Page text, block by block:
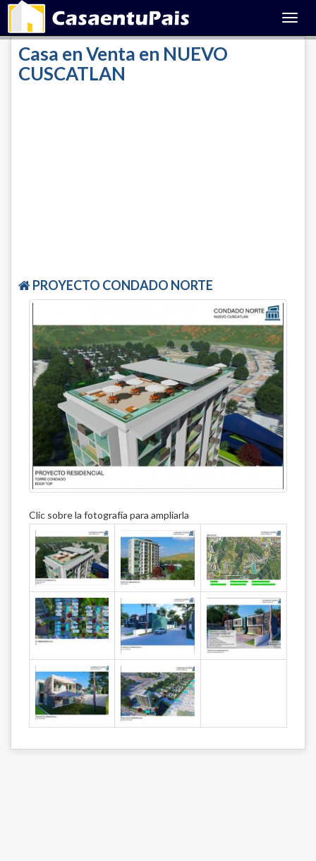
Casa en Venta en NUEVO
CUSCATLAN
PROYECTO CONDADO NORTE
Clic sobre la fotografía para ampliarla